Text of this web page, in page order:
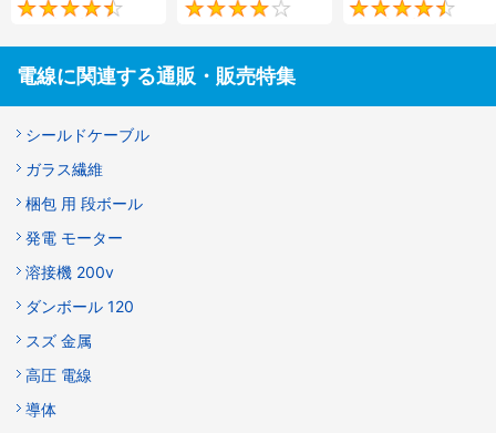
4.4 4.3
電線に関連する通販・販売特集
シールドケーブル
ガラス繊維
梱包 用 段ボール
発電 モーター
溶接機 200v
ダンボール 120
スズ 金属
高圧 電線
導体